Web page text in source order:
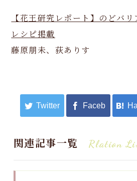
【花王研究レポート】のどバ
レシピ掲載
藤原朋未、荻ありす
関連記事一覧 Rlation